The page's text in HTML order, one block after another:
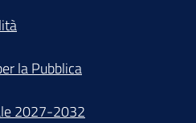
la Pubblica
2027-2032